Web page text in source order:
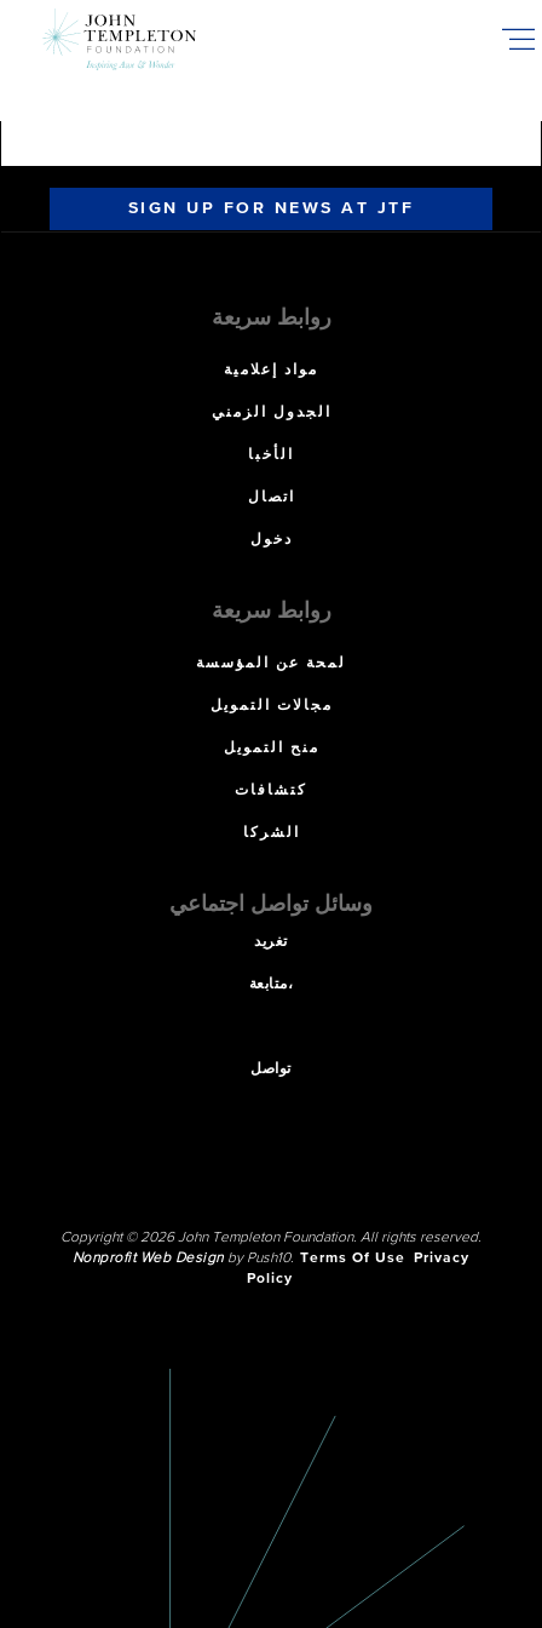
SIGN UP FOR NEWS AT JTF
روابط سريعة
مواد إعلامية
الجدول الزمني
الأخبا
اتصال
دخول
روابط سريعة
لمحة عن المؤسسة
مجالات التمويل
منح التمويل
كتشافات
الشركا
وسائل تواصل اجتماعي
تغريد
متابعة،
تواصل
Copyright © 2026 John Templeton Foundation. All rights reserved.
Nonprofit Web Designby Push10. Terms Of Use
Privacy
Policy